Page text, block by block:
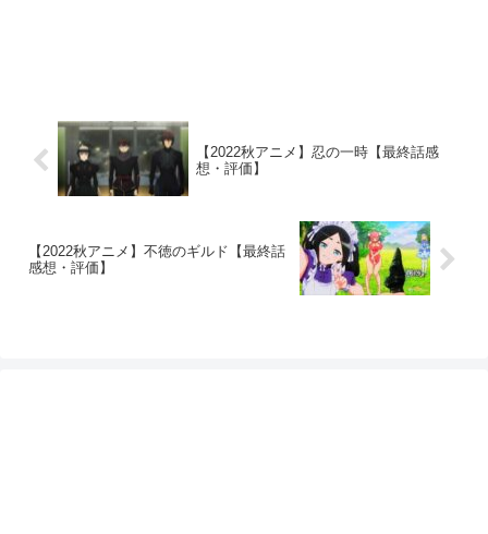
【2022秋アニメ】忍の一時【最終話感
想・評価】
【2022秋アニメ】不徳のギルド【最終話
感想・評価】